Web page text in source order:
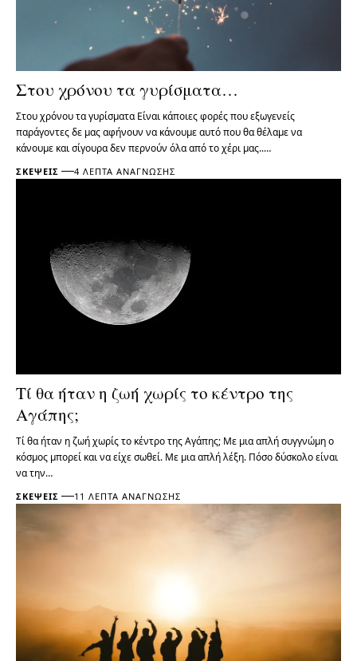
Στου χρόνου τα γυρίσματα…
Στου χρόνου τα γυρίσματα Είναι κάποιες φορές που εξωγενείς
παράγοντες δε μας αφήνουν να κάνουμε αυτό που θα θέλαμε να
κάνουμε και σίγουρα δεν περνούν όλα από το χέρι μας..…
ΣΚΈΨΕΙΣ 4 ΛΕΠΤΆ ΑΝΆΓΝΩΣΗΣ
Τί θα ήταν η ζωή χωρίς το κέντρο της
Αγάπης;
Τί θα ήταν η ζωή χωρίς το κέντρο της Αγάπης; Με μια απλή συγγνώμη ο
κόσμος μπορεί και να είχε σωθεί. Με μια απλή λέξη. Πόσο δύσκολο είναι
να την…
ΣΚΈΨΕΙΣ 11 ΛΕΠΤΆ ΑΝΆΓΝΩΣΗΣ